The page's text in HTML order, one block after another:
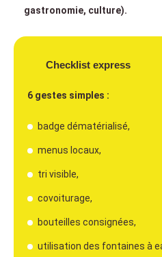
gastronomie, culture).
Checklist express
6 gestes simples :
badge dématérialisé,
menus locaux,
tri visible,
covoiturage,
bouteilles consignées,
utilisation des fontaines à